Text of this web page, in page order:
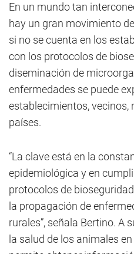
En un mundo tan
hay un gran movimiento
si no se cuenta en los
con los protocolos de
diseminación de
enfermedades se puede
establecimientos, vecinos,
países.
“La clave está en la
epidemiológica y en
protocolos de
la propagación de
rurales”, señala Bertino. A
la salud de los animales